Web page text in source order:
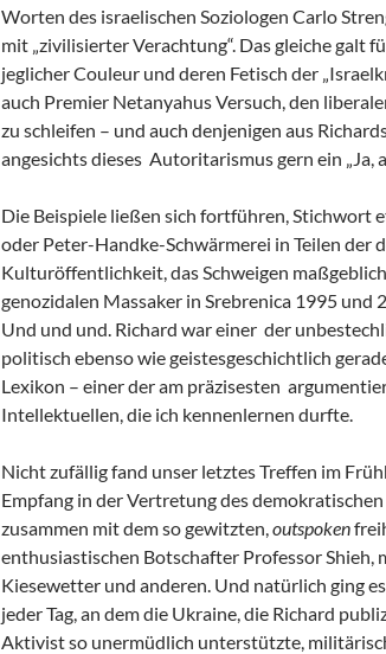
Worten des israelischen Soziologen Carlo
mit „zivilisierter Verachtung“. Das gleiche galt
jeglicher Couleur und deren Fetisch der
auch Premier Netanyahus Versuch, den
zu schleifen – und auch denjenigen aus
angesichts dieses Autoritarismus gern ein „Ja,
Die Beispiele ließen sich fortführen, Stichwort
oder Peter-Handke-Schwärmerei in Teilen der
Kulturöffentlichkeit, das Schweigen
genozidalen Massaker in Srebrenica 1995 und
Und und und. Richard war einer der
politisch ebenso wie geistesgeschichtlich
Lexikon – einer der am präzisesten
Intellektuellen, die ich kennenlernen durfte.
Nicht zufällig fand unser letztes Treffen im
Empfang in der Vertretung des demokratischen
zusammen mit dem so gewitzten, outspoken
enthusiastischen Botschafter Professor Shieh,
Kiesewetter und anderen. Und natürlich ging
jeder Tag, an dem die Ukraine, die Richard
Aktivist so unermüdlich unterstützte,